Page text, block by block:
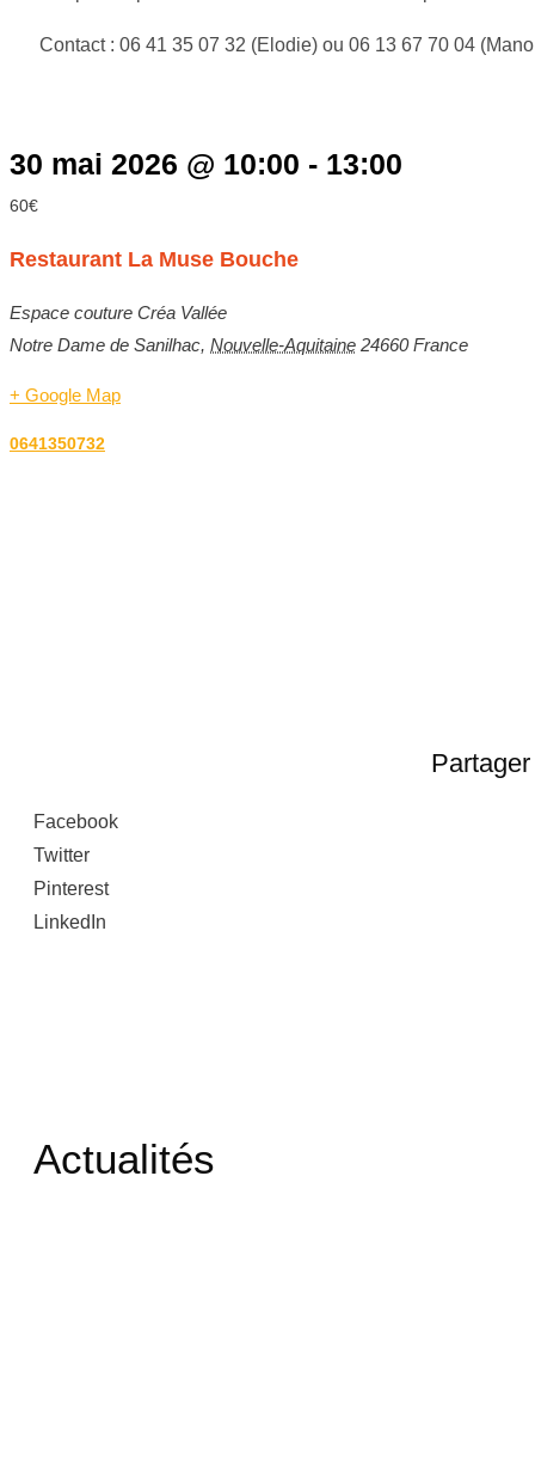
Contact : 06 41 35 07 32 (Elodie) ou 06 13 67 70 04
30 mai 2026 @ 10:00 - 13:00
60€
Restaurant La Muse Bouche
Espace couture Créa Vallée
Notre Dame de Sanilhac, Nouvelle-Aquitaine 24660 France
+ Google Map
0641350732
Partager
Facebook
Twitter
Pinterest
LinkedIn
Actualités